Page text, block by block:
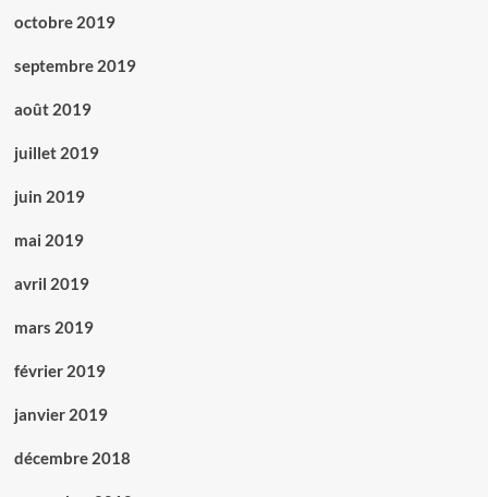
octobre 2019
septembre 2019
août 2019
juillet 2019
juin 2019
mai 2019
avril 2019
mars 2019
février 2019
janvier 2019
décembre 2018